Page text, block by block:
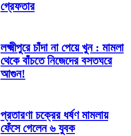
গ্রেফতার
লক্ষ্মীপুরে চাঁদা না পেয়ে খুন : মামলা
থেকে বাঁচতে নিজেদের বসতঘরে
আগুন!
প্রতারণা চক্রের ধর্ষণ মামলায়
ফেঁসে গেলেন ৬ যুবক